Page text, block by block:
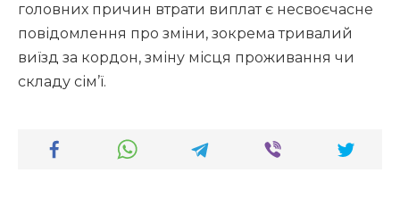
головних причин втрати виплат є несвоєчасне
повідомлення про зміни, зокрема тривалий
виїзд за кордон, зміну місця проживання чи
складу сім’ї.